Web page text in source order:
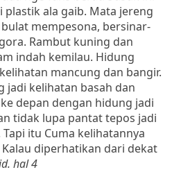
plastik ala gaib. Mata jereng
mempesona, bersinar-
Rambut kuning dan
indah kemilau. Hidung
mancung dan bangir.
jadi kelihatan basah dan
depan dengan hidung jadi
tidak lupa pantat tepos jadi
itu Cuma kelihatannya
diperhatikan dari dekat
hal 4